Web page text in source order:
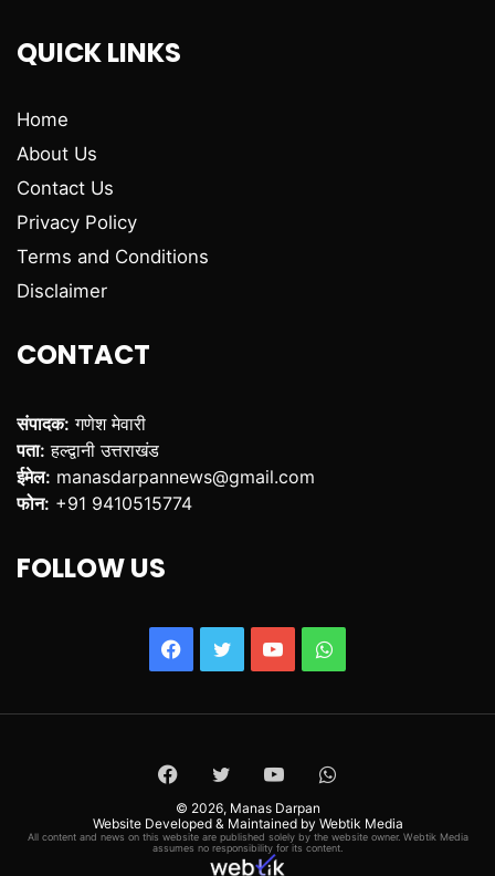
QUICK LINKS
Home
About Us
Contact Us
Privacy Policy
Terms and Conditions
Disclaimer
CONTACT
संपादक: गणेश मेवारी
पता: हल्द्वानी उत्तराखंड
ईमेल: manasdarpannews@gmail.com
फोन: +91 9410515774
FOLLOW US
Facebook
TwitterYouTubeWhatsApp
Facebook
TwitterYouTubeWhatsApp
© 2026, Manas Darpan
Website Developed & Maintained by Webtik Media
All content and news on this website are published solely by the website owner. Webtik Media
assumes no responsibility for its content.